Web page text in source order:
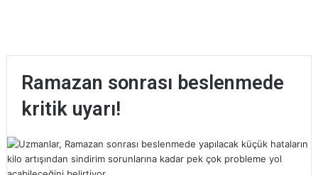
Ramazan sonrası beslenmede
kritik uyarı!